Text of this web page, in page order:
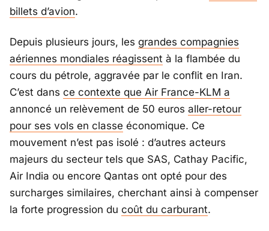
billets d’avion.
Depuis plusieurs jours, les grandes compagnies
aériennes mondiales réagissent à la flambée du
cours du pétrole, aggravée par le conflit en Iran.
C’est dans ce contexte que Air France-KLM a
annoncé un relèvement de 50 euros aller-retour
pour ses vols en classe économique. Ce
mouvement n’est pas isolé : d’autres acteurs
majeurs du secteur tels que SAS, Cathay Pacific,
Air India ou encore Qantas ont opté pour des
surcharges similaires, cherchant ainsi à compenser
la forte progression du coût du carburant.